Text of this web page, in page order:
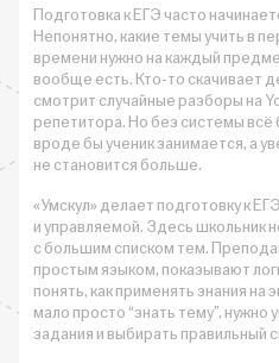
Подготовка к ЕГЭ часто
Непонятно, какие темы учить в
времени нужно на каждый
вообще есть. Кто-то скачивает
смотрит случайные разборы на
репетитора. Но без системы
вроде бы ученик занимается, а
не становится больше.
«Умскул» делает подготовку к
и управляемой. Здесь школьник
с большим списком тем.
простым языком, показывают
понять, как применять знания на
мало просто “знать тему”, нужно
задания и выбирать правильный